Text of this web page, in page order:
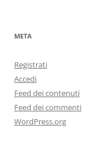
META
Registrati
Accedi
Feed dei contenuti
Feed dei commenti
WordPress.org